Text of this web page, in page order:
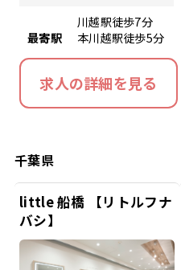
最寄駅
川越駅徒歩7分
本川越駅徒歩5分
求人の詳細を見る
千葉県
little 船橋 【リトルフナ
バシ】